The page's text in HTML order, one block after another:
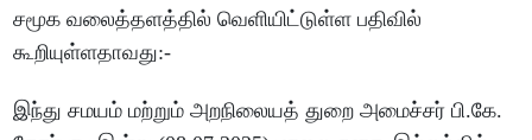
சமூக வலைத்தளத்தில் வெளியிட்டுள்ள பதிவில்
கூறியுள்ளதாவது:-
இந்து சமயம் மற்றும் அறநிலையத் துறை அமைச்சர் பி.கே.